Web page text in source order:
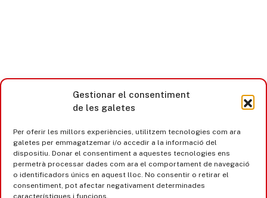
Gestionar el consentiment
de les galetes
Per oferir les millors experiències, utilitzem tecnologies com ara
galetes per emmagatzemar i/o accedir a la informació del
dispositiu. Donar el consentiment a aquestes tecnologies ens
permetrà processar dades com ara el comportament de navegació
o identificadors únics en aquest lloc. No consentir o retirar el
consentiment, pot afectar negativament determinades
característiques i funcions.